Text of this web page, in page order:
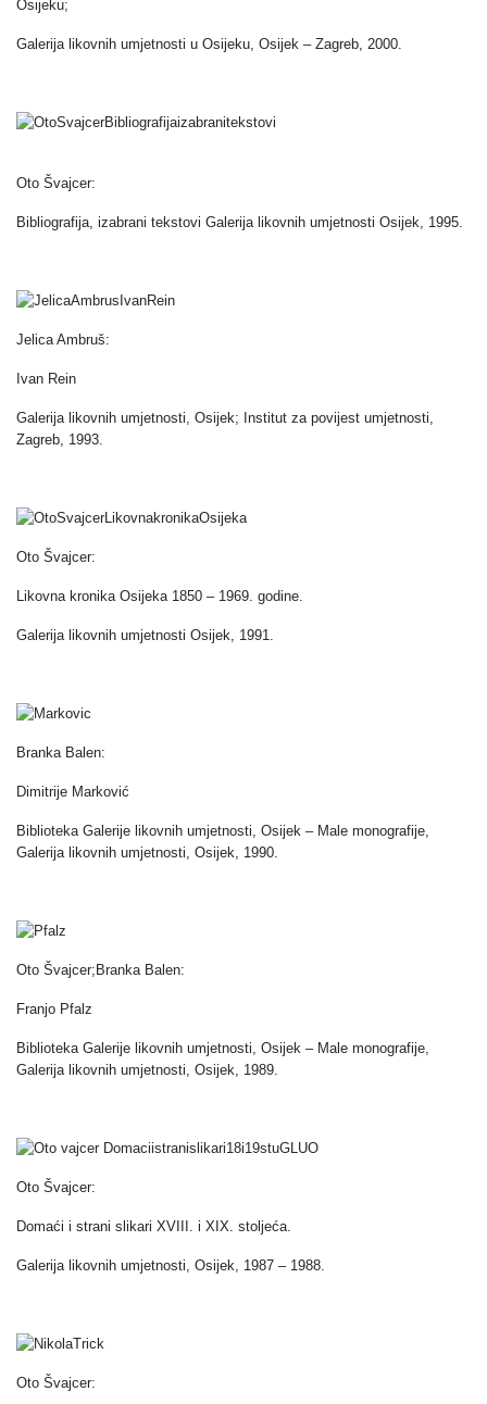
Osijeku;
Galerija likovnih umjetnosti u Osijeku, Osijek – Zagreb, 2000.
Oto Švajcer:
Bibliografija, izabrani tekstovi Galerija likovnih umjetnosti Osijek, 1995.
Jelica Ambruš:
Ivan Rein
Galerija likovnih umjetnosti, Osijek; Institut za povijest umjetnosti,
Zagreb, 1993.
Oto Švajcer:
Likovna kronika Osijeka 1850 – 1969. godine.
Galerija likovnih umjetnosti Osijek, 1991.
Branka Balen:
Dimitrije Marković
Biblioteka Galerije likovnih umjetnosti, Osijek – Male monografije,
Galerija likovnih umjetnosti, Osijek, 1990.
Oto Švajcer;Branka Balen:
Franjo Pfalz
Biblioteka Galerije likovnih umjetnosti, Osijek – Male monografije,
Galerija likovnih umjetnosti, Osijek, 1989.
Oto Švajcer:
Domaći i strani slikari XVIII. i XIX. stoljeća.
Galerija likovnih umjetnosti, Osijek, 1987 – 1988.
Oto Švajcer: